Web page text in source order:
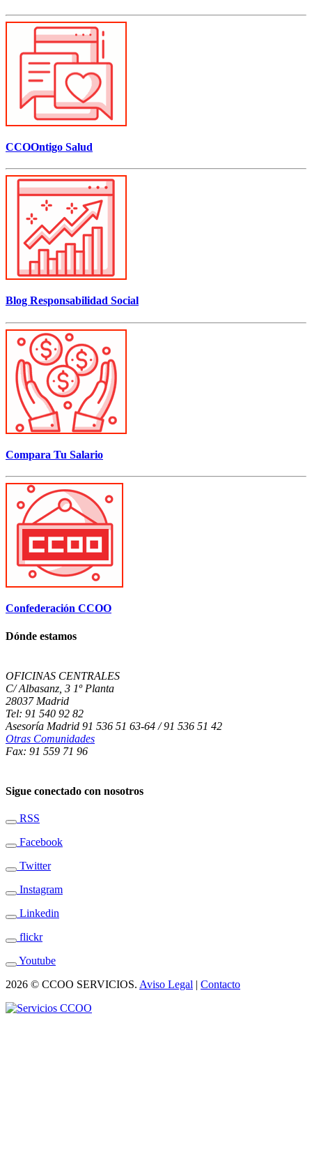
CCOOntigo Salud
Blog Responsabilidad Social
Compara Tu Salario
Confederación CCOO
Dónde estamos
OFICINAS CENTRALES
C/ Albasanz, 3 1º Planta
28037 Madrid
Tel: 91 540 92 82
Asesoría Madrid 91 536 51 63-64 / 91 536 51 42
Otras Comunidades
Fax: 91 559 71 96
Sigue conectado con nosotros
RSS
Facebook
Twitter
Instagram
Linkedin
flickr
Youtube
2026 © CCOO SERVICIOS. Aviso Legal | Contacto